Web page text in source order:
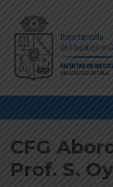
CFG
Prof. S.